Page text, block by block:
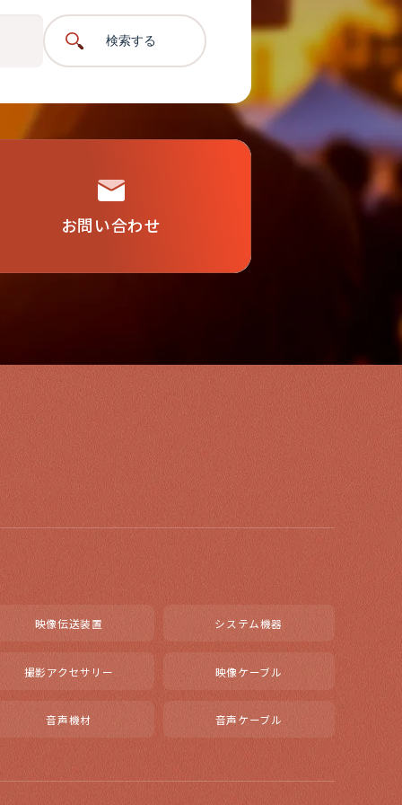
検索する
お問い合わせ
映像伝送装置 システム機器
撮影アクセサリー 映像ケーブル
音声機材 音声ケーブル